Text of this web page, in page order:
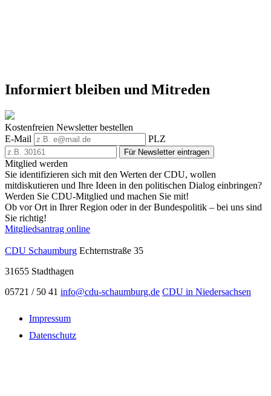
Informiert bleiben und Mitreden
Kostenfreien Newsletter bestellen
E-Mail
PLZ
Für Newsletter eintragen
Mitglied werden
Sie identifizieren sich mit den Werten der CDU, wollen
mitdiskutieren und Ihre Ideen in den politischen Dialog einbringen?
Werden Sie CDU-Mitglied und machen Sie mit!
Ob vor Ort in Ihrer Region oder in der Bundespolitik – bei uns sind
Sie richtig!
Mitgliedsantrag online
CDU Schaumburg Echternstraße 35
31655 Stadthagen
05721 / 50 41 info@cdu-schaumburg.de CDU in Niedersachsen
Impressum
Datenschutz